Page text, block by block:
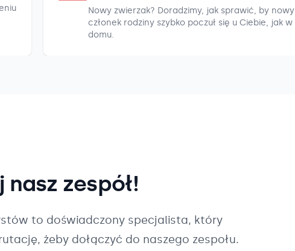
Nowy zwierzak? Doradzimy, jak sprawić, by nowy
członek rodziny szybko poczuł się u Ciebie, jak w
domu.
nasz zespół!
to doświadczony specjalista, który
żeby dołączyć do naszego zespołu.